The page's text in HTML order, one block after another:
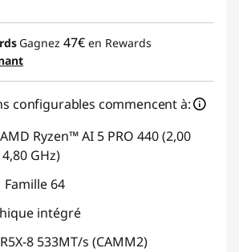
Gagnez 47€ en Rewards
configurables commencent à:
Ryzen™ AI 5 PRO 440 (2,00
GHz)
64
intégré
8 533MT/s (CAMM2)